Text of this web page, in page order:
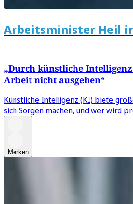
Arbeitsminister Heil
„Durch künstliche
Arbeit nicht ausgehen“
Künstliche Intelligenz (KI) biete
sich Sorgen machen, und wer wird
Merken